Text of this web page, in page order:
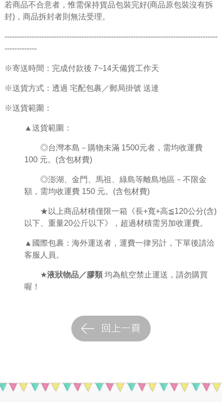
若商品不合意者，惟需保持貨品包裝完好(商品原包裝沒有拆
封)，商品拆封者則無法受理。
--------------------------------------------------------------------------------------
-------------
※寄送時間：完成付款後 7~14天備貨工作天
※送貨方式：透過 宅配包裹／郵局掛號 送達
※送貨範圍：
▲送貨範圍：
◎台灣本島－購物未滿 1500元者，需均收運費
100 元。(含包材費)
◎澎湖、金門、馬祖、綠島等離島地區－不限金
額，需均收運費 150 元。(含包材費)
★ 以上商品材積僅限一箱《長+寬+高≦120公分(含)
以下、重量20公斤以下》，超過材積需另加收運費。
▲國際包裹：海外運送者，運費一律另計，下單後請洽
客服人員。
★液狀物品／膠類均為航空禁止運送，請勿購買
喔！